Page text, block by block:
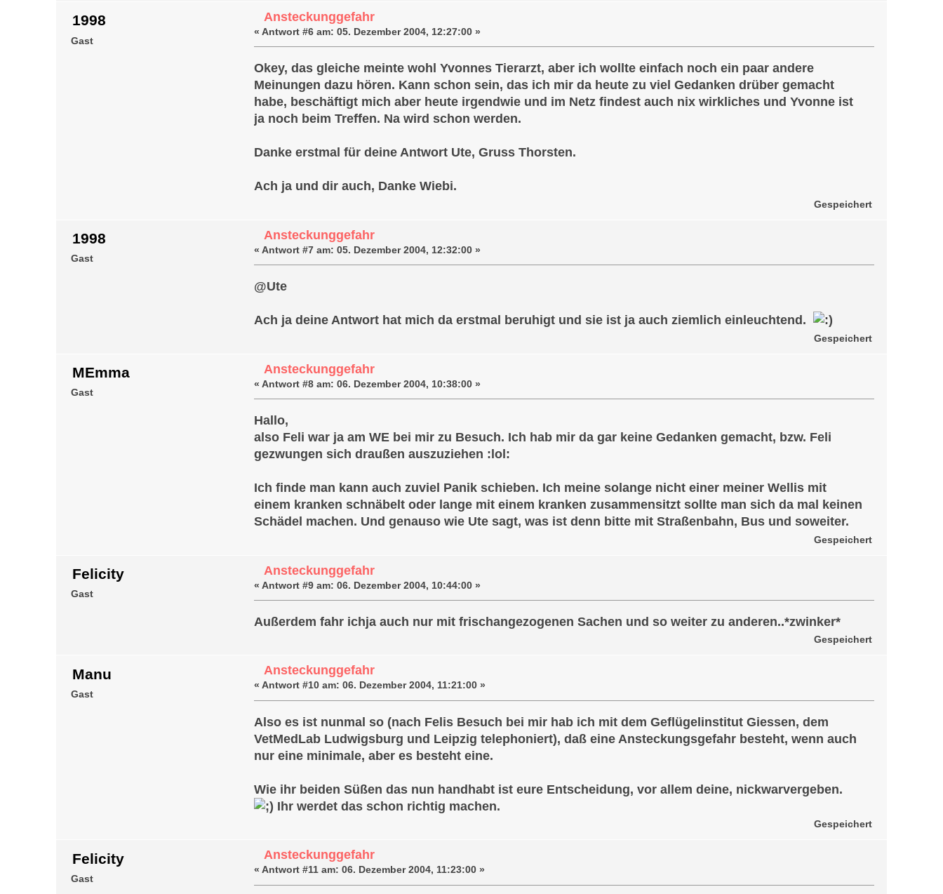
1998
Gast
Ansteckunggefahr
« Antwort #6 am: 05. Dezember 2004, 12:27:00 »
Okey, das gleiche meinte wohl Yvonnes Tierarzt, aber ich wollte einfach noch ein paar andere
Meinungen dazu hören. Kann schon sein, das ich mir da heute zu viel Gedanken drüber gemacht
habe, beschäftigt mich aber heute irgendwie und im Netz findest auch nix wirkliches und Yvonne ist
ja noch beim Treffen. Na wird schon werden.
Danke erstmal für deine Antwort Ute, Gruss Thorsten.
Ach ja und dir auch, Danke Wiebi.
Gespeichert
1998
Gast
Ansteckunggefahr
« Antwort #7 am: 05. Dezember 2004, 12:32:00 »
@Ute
Ach ja deine Antwort hat mich da erstmal beruhigt und sie ist ja auch ziemlich einleuchtend.
Gespeichert
MEmma
Gast
Ansteckunggefahr
« Antwort #8 am: 06. Dezember 2004, 10:38:00 »
Hallo,
also Feli war ja am WE bei mir zu Besuch. Ich hab mir da gar keine Gedanken gemacht, bzw. Feli
gezwungen sich draußen auszuziehen :lol:
Ich finde man kann auch zuviel Panik schieben. Ich meine solange nicht einer meiner Wellis mit
einem kranken schnäbelt oder lange mit einem kranken zusammensitzt sollte man sich da mal keinen
Schädel machen. Und genauso wie Ute sagt, was ist denn bitte mit Straßenbahn, Bus und soweiter.
Gespeichert
Felicity
Gast
Ansteckunggefahr
« Antwort #9 am: 06. Dezember 2004, 10:44:00 »
Außerdem fahr ichja auch nur mit frischangezogenen Sachen und so weiter zu anderen..*zwinker*
Gespeichert
Manu
Gast
Ansteckunggefahr
« Antwort #10 am: 06. Dezember 2004, 11:21:00 »
Also es ist nunmal so (nach Felis Besuch bei mir hab ich mit dem Geflügelinstitut Giessen, dem
VetMedLab Ludwigsburg und Leipzig telephoniert), daß eine Ansteckungsgefahr besteht, wenn auch
nur eine minimale, aber es besteht eine.
Wie ihr beiden Süßen das nun handhabt ist eure Entscheidung, vor allem deine, nickwarvergeben.
Ihr werdet das schon richtig machen.
Gespeichert
Felicity
Gast
Ansteckunggefahr
« Antwort #11 am: 06. Dezember 2004, 11:23:00 »